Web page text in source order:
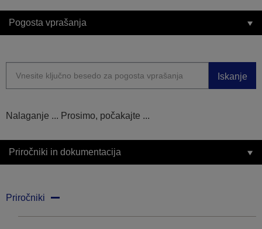
Pogosta vprašanja
Iskanje
Nalaganje ... Prosimo, počakajte ...
Priročniki in dokumentacija
Priročniki